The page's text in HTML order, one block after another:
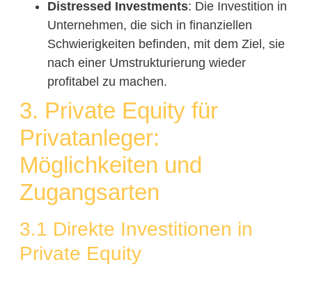
Distressed Investments: Die Investition in
Unternehmen, die sich in finanziellen
Schwierigkeiten befinden, mit dem Ziel, sie
nach einer Umstrukturierung wieder
profitabel zu machen.
3. Private Equity für
Privatanleger:
Möglichkeiten und
Zugangsarten
3.1 Direkte Investitionen in
Private Equity